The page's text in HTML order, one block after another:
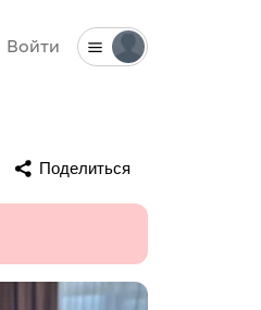
Войти
Поделиться